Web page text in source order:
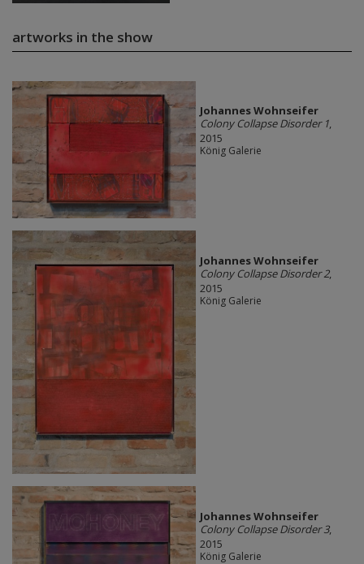
artworks in the show
Johannes Wohnseifer
Colony Collapse Disorder 1,
2015
König Galerie
Johannes Wohnseifer
Colony Collapse Disorder 2,
2015
König Galerie
Johannes Wohnseifer
Colony Collapse Disorder 3,
2015
König Galerie